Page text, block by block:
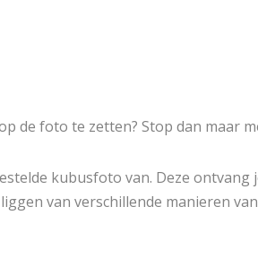
de foto te zetten? Stop dan maar
kubusfoto van. Deze
van verschillende manieren